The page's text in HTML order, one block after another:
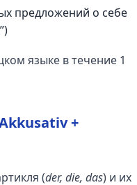
предложений о себе
языке в течение 1
+
(der, die, das) и их